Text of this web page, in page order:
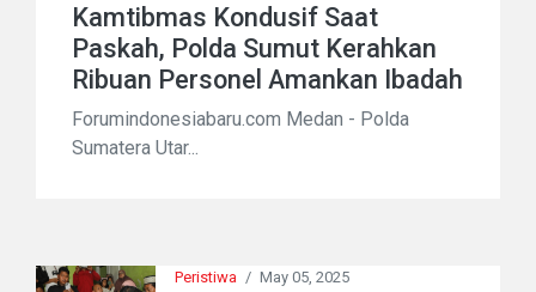
Kamtibmas Kondusif Saat
Paskah, Polda Sumut Kerahkan
Ribuan Personel Amankan Ibadah
Forumindonesiabaru.com Medan - Polda
Sumatera Utar...
Peristiwa / May 05, 2025